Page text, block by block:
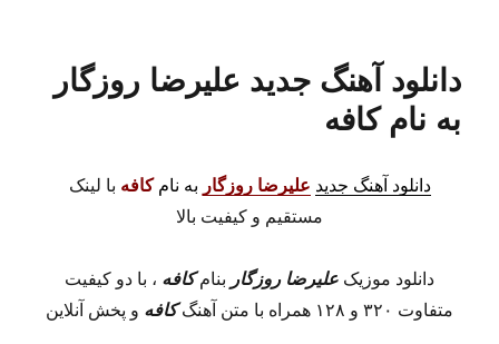
دانلود آهنگ جدید علیرضا روزگار
به نام کافه
دانلود آهنگ جدید علیرضا روزگار به نامکافه با لینک
مستقیم و کیفیت بالا
دانلود موزیک علیرضا روزگار بنامکافه ، با دو کیفیت
متفاوت ۳۲۰ و ۱۲۸ همراه با متن آهنگ
کافه و پخش آنلاین